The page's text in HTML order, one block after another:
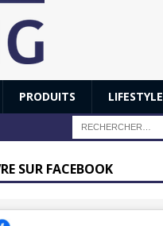
PRODUITS LIFESTYLE
SUR FACEBOOK